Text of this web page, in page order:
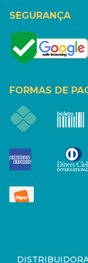
SEGURANÇA
FORMAS DE